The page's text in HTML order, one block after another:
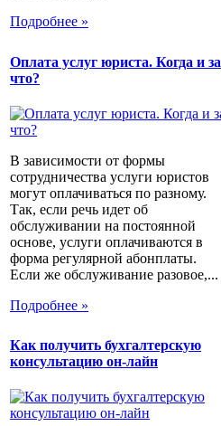
Подробнее »
Оплата услуг юриста. Когда и за
что?
В зависимости от формы
сотрудничества услуги юристов
могут оплачиваться по разному.
Так, если речь идет об
обслуживании на постоянной
основе, услуги оплачиваются в
форма регулярной абонплаты.
Если же обслуживание разовое,...
Подробнее »
Как получить бухгалтерскую
консультацию он-лайн